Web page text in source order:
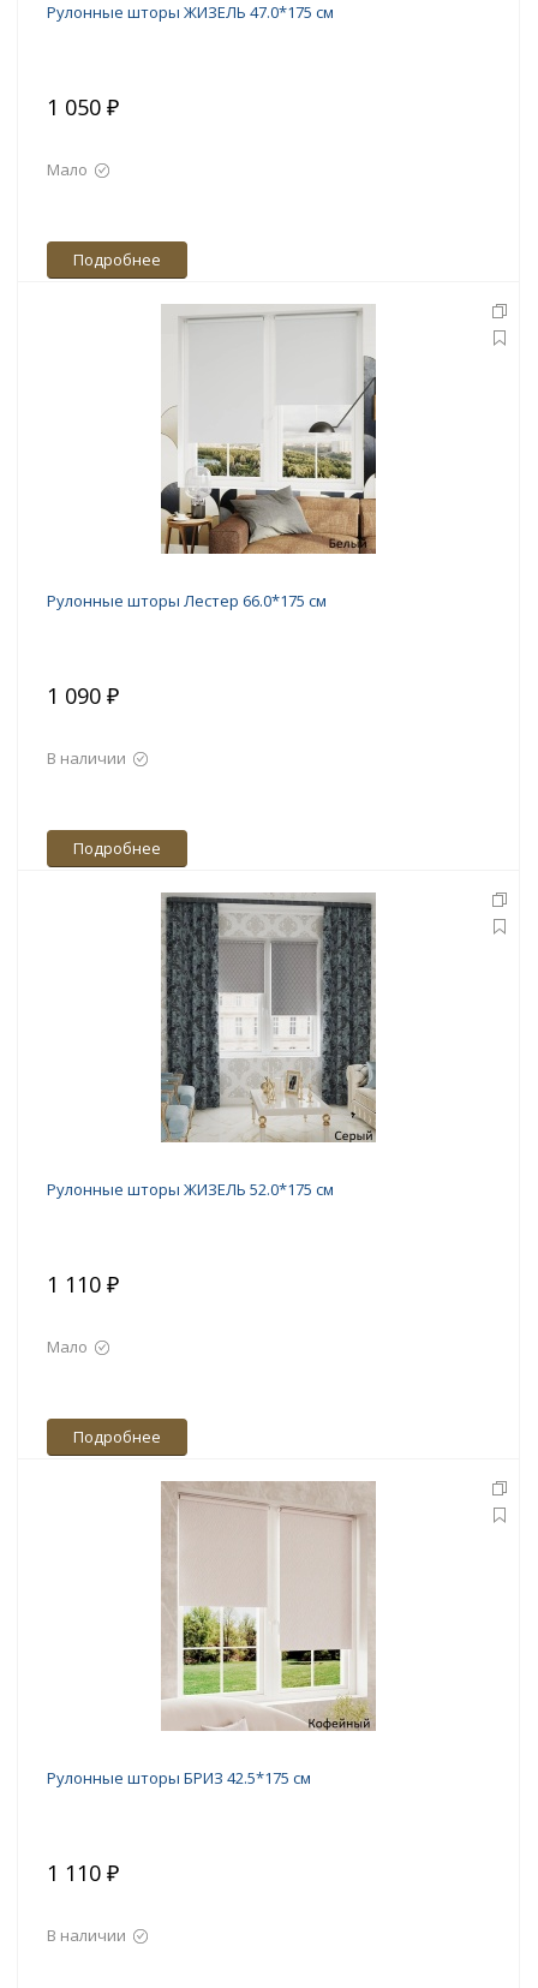
Рулонные шторы ЖИЗЕЛЬ 47.0*175 см
1 050 ₽
Мало
Подробнее
Рулонные шторы Лестер 66.0*175 см
1 090 ₽
В наличии
Подробнее
Рулонные шторы ЖИЗЕЛЬ 52.0*175 см
1 110 ₽
Мало
Подробнее
Рулонные шторы БРИЗ 42.5*175 см
1 110 ₽
В наличии